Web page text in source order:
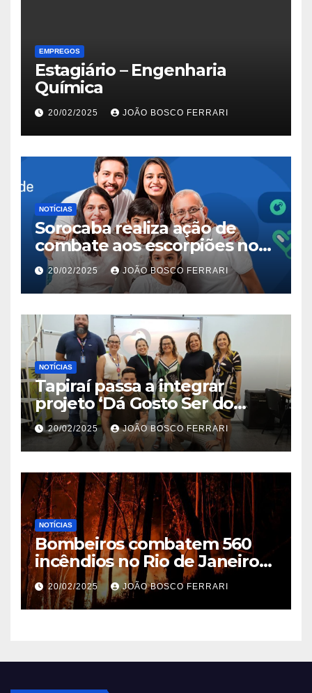
EMPREGOS
Estagiário – Engenharia
Química
20/02/2025 JOÃO BOSCO FERRARI
NOTÍCIAS
Sorocaba realiza ação de
combate aos escorpiões no
Jardim São Carlos
20/02/2025 JOÃO BOSCO FERRARI
NOTÍCIAS
Tapiraí passa a integrar
projeto ‘Dá Gosto Ser do
Ribeira’ | ASN São Paulo
20/02/2025 JOÃO BOSCO FERRARI
NOTÍCIAS
Bombeiros combatem 560
incêndios no Rio de Janeiro
em 2025
20/02/2025 JOÃO BOSCO FERRARI